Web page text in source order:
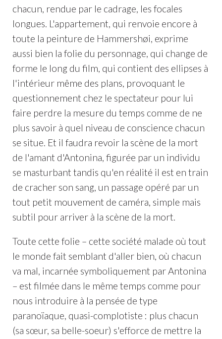
chacun, rendue par le cadrage, les focales
longues. L'appartement, qui renvoie encore à
toute la peinture de Hammershøi, exprime
aussi bien la folie du personnage, qui change de
forme le long du film, qui contient des ellipses à
l'intérieur même des plans, provoquant le
questionnement chez le spectateur pour lui
faire perdre la mesure du temps comme de ne
plus savoir à quel niveau de conscience chacun
se situe. Et il faudra revoir la scène de la mort
de l'amant d'Antonina, figurée par un individu
se masturbant tandis qu'en réalité il est en train
de cracher son sang, un passage opéré par un
tout petit mouvement de caméra, simple mais
subtil pour arriver à la scène de la mort.
Toute cette folie – cette société malade où tout
le monde fait semblant d'aller bien, où chacun
va mal, incarnée symboliquement par Antonina
– est filmée dans le même temps comme pour
nous introduire à la pensée de type
paranoïaque, quasi-complotiste : plus chacun
(sa sœur, sa belle-soeur) s'efforce de mettre la